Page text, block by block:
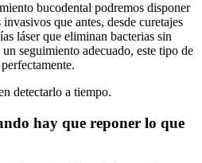
bucodental podremos disponer
que antes, desde curetajes
láser que eliminan bacterias sin
seguimiento adecuado, este tipo de
detectarlo a tiempo.
hay que reponer lo que